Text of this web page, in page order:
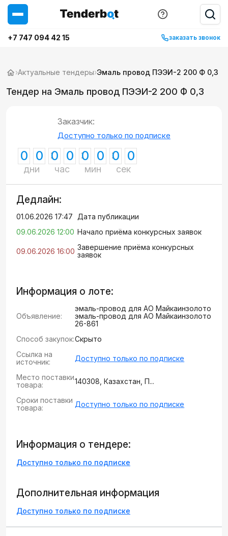
+7 747 094 42 15 заказать звонок
›Актуальные тендеры›Эмаль провод ПЭЭИ-2 200 Ф 0,3
Тендер на Эмаль провод ПЭЭИ-2 200 Ф 0,3
Заказчик:
Доступно только по подписке
0 0
дни
0 0
час
0 0
мин
0 0
сек
Дедлайн:
01.06.2026 17:47
Дата публикации
09.06.2026 12:00 Начало приёма конкурсных заявок
09.06.2026 16:00 Завершение приёма конкурсных
заявок
Информация о лоте:
Объявление:
эмаль-провод для АО Майкаинзолото
эмаль-провод для АО Майкаинзолото
26-861
Способ закупок:Скрыто
Ссылка на
источник:
Доступно только по подписке
Место поставки
товара:
140308, Казахстан, П...
Сроки поставки
товара:
Доступно только по подписке
Информация о тендере:
Доступно только по подписке
Дополнительная информация
Доступно только по подписке